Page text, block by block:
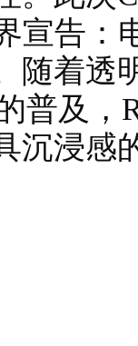
宣告：
随着透
普及
沉浸感